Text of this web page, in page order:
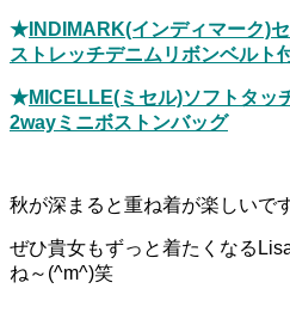
★ INDIMARK(インディマーク)
ストレッチデニムリボンベルト
★MICELLE(ミセル)ソフトタ
2wayミニボストンバッグ
秋が深まると重ね着が楽しいで
ぜひ貴女もずっと着たくなる
ね～(^m^)笑